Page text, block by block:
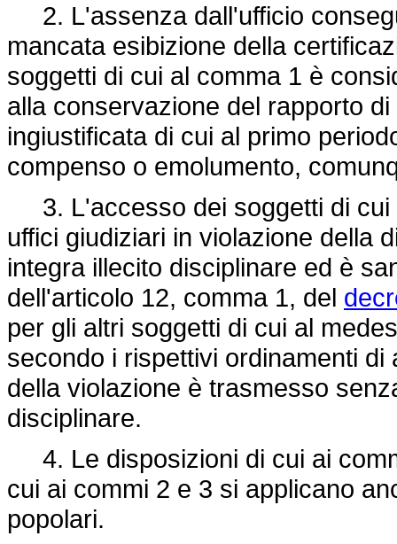
2. L'assenza dall'ufficio
mancata esibizione della
soggetti di cui al comma 1 è
alla conservazione del rapporto
ingiustificata di cui al primo
compenso o emolumento,
3. L'accesso dei soggetti di cui
uffici giudiziari in violazione della
integra illecito disciplinare ed è
dell'articolo 12, comma 1, del
per gli altri soggetti di cui al
secondo i rispettivi ordinamenti
della violazione è trasmesso
disciplinare.
4. Le disposizioni di cui ai
cui ai commi 2 e 3 si applicano
popolari.